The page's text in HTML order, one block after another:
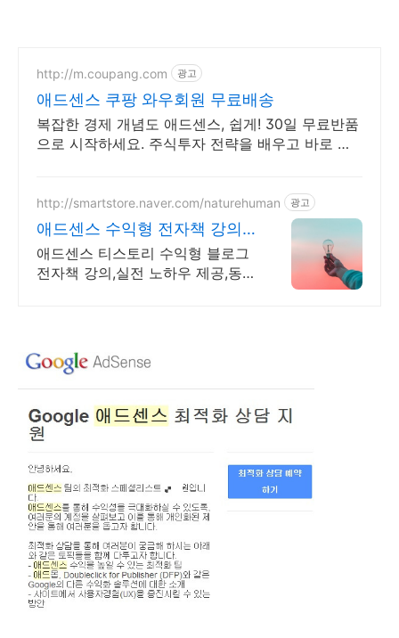
http://m.coupang.com 광고
애드센스 쿠팡 와우회원 무료배송
복잡한 경제 개념도 애드센스, 쉽게! 30일 무료반품
으로 시작하세요. 주식투자 전략을 배우고 바로 실
http://smartstore.naver.com/naturehuman 광고
애드센스 수익형 전자책 강의
월100만원 고정 수익발생!
애드센스 티스토리 수익형 블로그
전자책 강의,실전 노하우 제공,동